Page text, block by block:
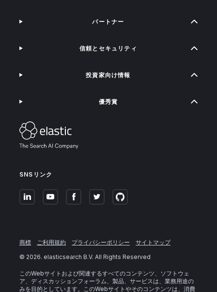
SNSリンク
パートナー
信頼とセキュリティ
投資家向け情報
優秀賞
商標 ご利用規約 プライバシーポリシー
サイトマップ
© 2026. elasticsearch B.V. All Rights Reserved
このWebサイトおよび関連するすべてのコンテンツ、ソフトウェ
ア、ディスカッションフォーラム、製品、サービスは、業務用途の
みを目的としています。このWebサイトやそのコンテンツは、消費